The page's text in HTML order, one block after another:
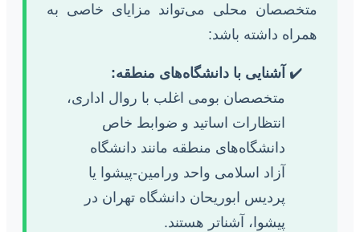
متخصصان محلی می‌تواند مزایای خاصی به
همراه داشته باشد:
آشنایی با دانشگاه‌های منطقه:
متخصصان بومی اغلب با روال اداری،
انتظارات اساتید و ضوابط خاص
دانشگاه‌های منطقه مانند دانشگاه
آزاد اسلامی واحد ورامین-پیشوا یا
پردیس ابوریحان دانشگاه تهران در
پیشوا، آشناتر هستند.